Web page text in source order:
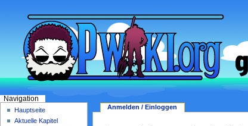
Anmelden / Einloggen
Navigation
Hauptseite
Aktuelle Kapitel